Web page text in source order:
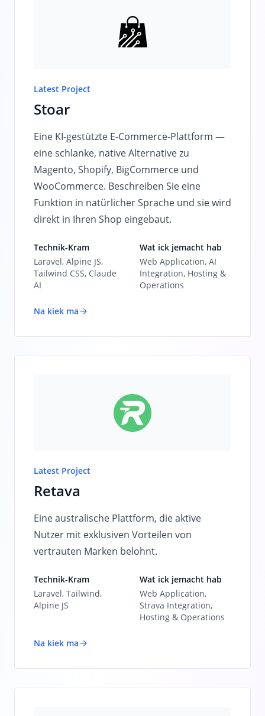
Latest Project
Stoar
Eine KI-gestützte E-Commerce-Plattform —
eine schlanke, native Alternative zu
Magento, Shopify, BigCommerce und
WooCommerce. Beschreiben Sie eine
Funktion in natürlicher Sprache und sie wird
direkt in Ihren Shop eingebaut.
Technik-Kram
Laravel, Alpine JS,
Tailwind CSS, Claude
AI
Wat ick jemacht hab
Web Application, AI
Integration, Hosting &
Operations
Na kiek ma
Latest Project
Retava
Eine australische Plattform, die aktive
Nutzer mit exklusiven Vorteilen von
vertrauten Marken belohnt.
Technik-Kram
Laravel, Tailwind,
Alpine JS
Wat ick jemacht hab
Web Application,
Strava Integration,
Hosting & Operations
Na kiek ma